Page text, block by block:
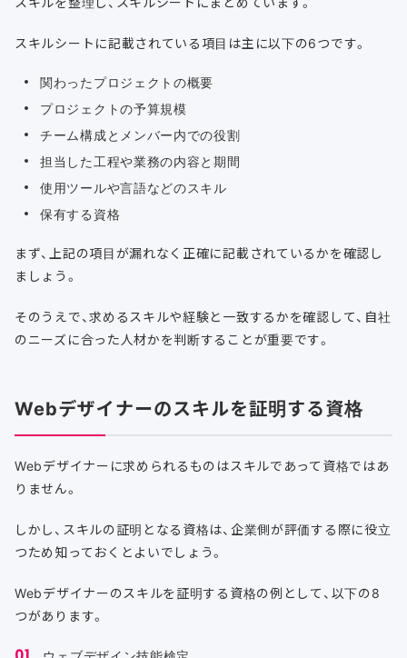
スキルシートに記載されている項目は主に以下の6つです。
関わったプロジェクトの概要
プロジェクトの予算規模
チーム構成とメンバー内での役割
担当した工程や業務の内容と期間
使用ツールや言語などのスキル
保有する資格
まず、上記の項目が漏れなく正確に記載されているかを確認し
ましょう。
そのうえで、求めるスキルや経験と一致するかを確認して、自社
のニーズに合った人材かを判断することが重要です。
Webデザイナーのスキルを証明する資格
Webデザイナーに求められるものはスキルであって資格ではあ
りません。
しかし、スキルの証明となる資格は、企業側が評価する際に役立
つため知っておくとよいでしょう。
Webデザイナーのスキルを証明する資格の例として、以下の8
つがあります。